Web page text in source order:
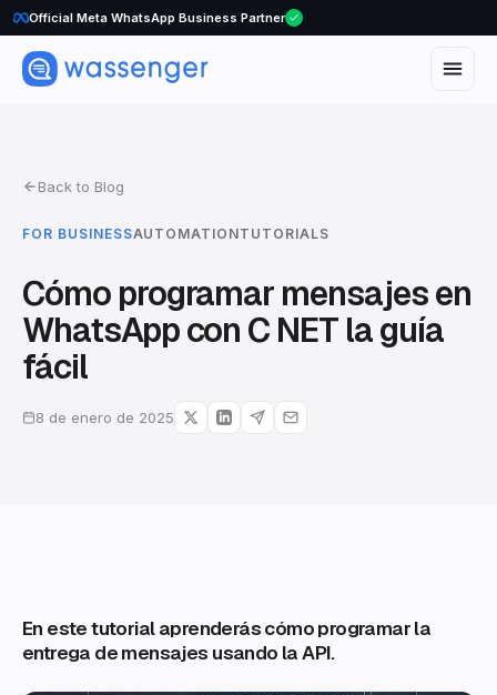
Official Meta WhatsApp Business Partner
Back to Blog
FOR BUSINESSAUTOMATIONTUTORIALS
Cómo programar mensajes en
WhatsApp con C NET la guía
fácil
8 de enero de 2025
En este tutorial aprenderás cómo programar la
entrega de mensajes usando la API.